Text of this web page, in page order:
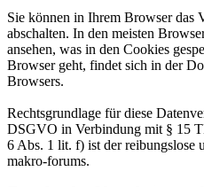
Sie können in Ihrem Browser das
abschalten. In den meisten
ansehen, was in den Cookies
Browser geht, findet sich in der
Browsers.
Rechtsgrundlage für diese
DSGVO in Verbindung mit § 15
6 Abs. 1 lit. f) ist der reibungslose
makro-forums.